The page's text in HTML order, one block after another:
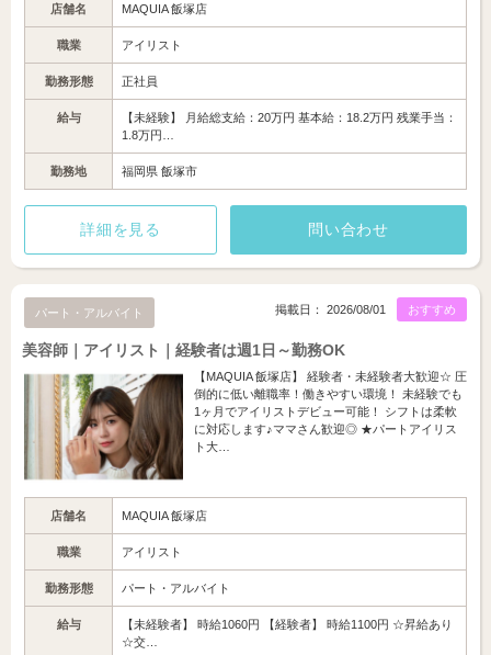
店舗名 MAQUIA 飯塚店
職業 アイリスト
勤務形態 正社員
給与
【未経験】 月給総支給：20万円 基本給：18.2万円 残業手当：
1.8万円…
勤務地 福岡県 飯塚市
詳細を見る 問い合わせ
パート・アルバイト おすすめ
掲載日： 2026/08/01
美容師｜アイリスト｜経験者は週1日～勤務OK
【MAQUIA 飯塚店】 経験者・未経験者大歓迎☆ 圧
倒的に低い離職率！働きやすい環境！ 未経験でも
1ヶ月でアイリストデビュー可能！ シフトは柔軟
に対応します♪ママさん歓迎◎ ★パートアイリス
ト大…
店舗名 MAQUIA 飯塚店
職業 アイリスト
勤務形態 パート・アルバイト
給与
【未経験者】 時給1060円 【経験者】 時給1100円 ☆昇給あり
☆交…